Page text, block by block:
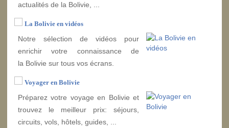
actualités de la Bolivie, ...
La Bolivie en vidéos
Notre sélection de vidéos pour
enrichir votre connaissance de
la Bolivie sur tous vos écrans.
Voyager en Bolivie
Préparez votre voyage en Bolivie et
trouvez le meilleur prix: séjours,
circuits, vols, hôtels, guides, ...